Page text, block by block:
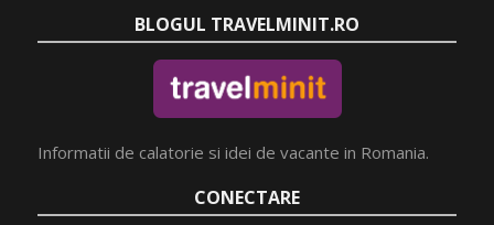
BLOGUL TRAVELMINIT.RO
Informatii de calatorie si idei de vacante in Romania.
CONECTARE